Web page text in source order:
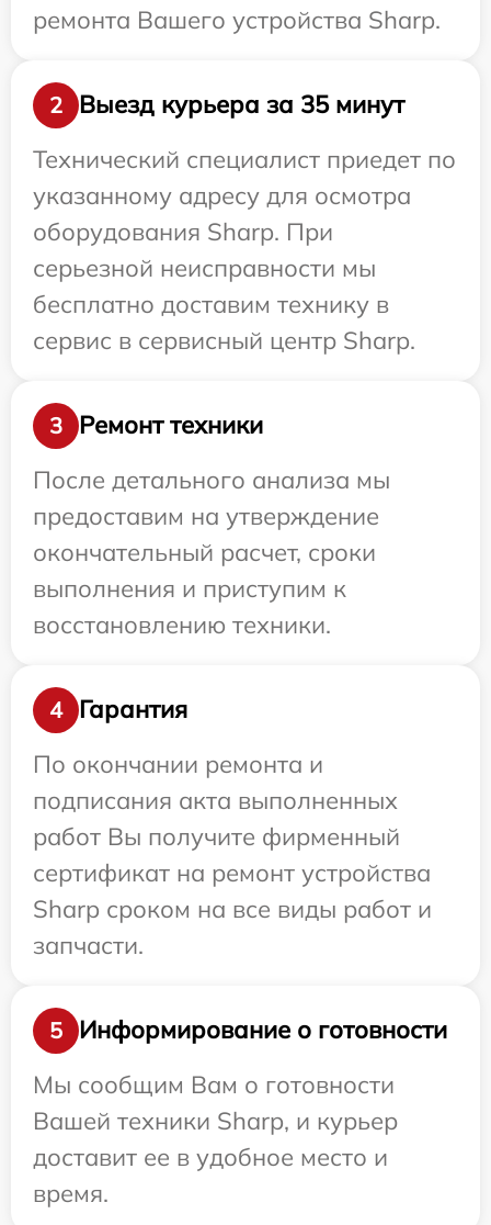
ремонта Вашего устройства Sharp.
2
Выезд курьера за 35 минут
Технический специалист приедет по
указанному адресу для осмотра
оборудования Sharp. При
серьезной неисправности мы
бесплатно доставим технику в
сервис в сервисный центр Sharp.
3
Ремонт техники
После детального анализа мы
предоставим на утверждение
окончательный расчет, сроки
выполнения и приступим к
восстановлению техники.
4
Гарантия
По окончании ремонта и
подписания акта выполненных
работ Вы получите фирменный
сертификат на ремонт устройства
Sharp сроком на все виды работ и
запчасти.
5
Информирование о готовности
Мы сообщим Вам о готовности
Вашей техники Sharp, и курьер
доставит ее в удобное место и
время.